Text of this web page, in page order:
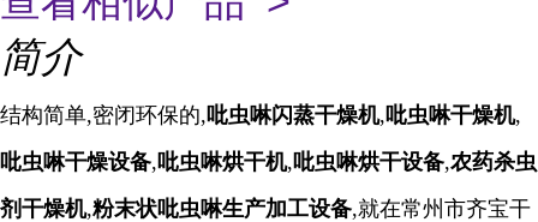
简介
结构简单,密闭环保的,吡虫啉闪蒸干燥机,吡虫啉干燥机,
吡虫啉干燥设备,吡虫啉烘干机,吡虫啉烘干设备,农药杀虫
剂干燥机,粉末状吡虫啉生产加工设备,就在常州市齐宝干